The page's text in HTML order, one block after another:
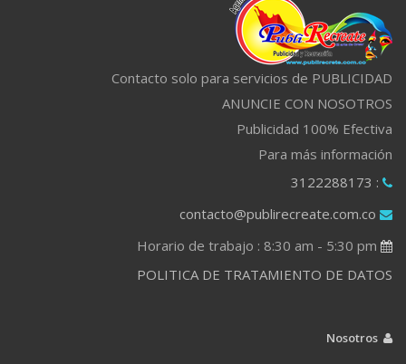
Contacto solo para servicios de PUBLICIDAD
ANUNCIE CON NOSOTROS
Publicidad 100% Efectiva
Para más información
: 3122288173
contacto@publirecreate.com.co
POLITICA DE TRATAMIENTO DE DATOS